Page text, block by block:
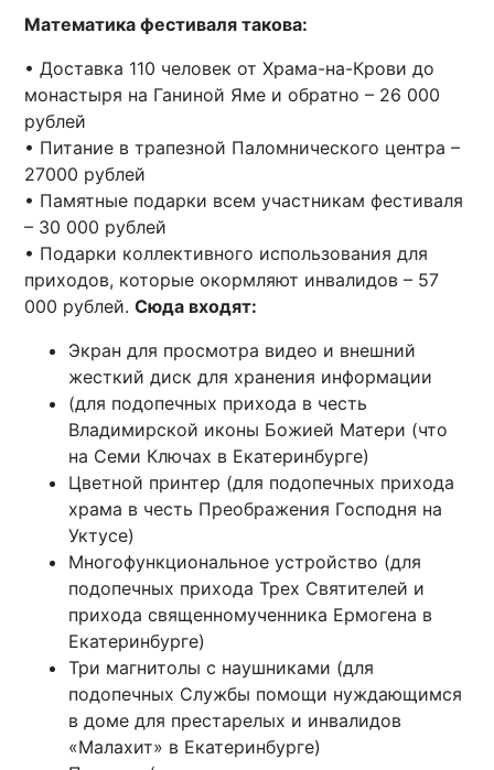
Математика фестиваля такова:
• Доставка 110 человек от Храма-на-Крови до
монастыря на Ганиной Яме и обратно – 26 000
рублей
• Питание в трапезной Паломнического центра –
27000 рублей
• Памятные подарки всем участникам фестиваля
– 30 000 рублей
• Подарки коллективного использования для
приходов, которые окормляют инвалидов – 57
000 рублей.Сюда входят:
Экран для просмотра видео и внешний
жесткий диск для хранения информации
(для подопечных прихода в честь
Владимирской иконы Божией Матери (что
на Семи Ключах в Екатеринбурге)
Цветной принтер (для подопечных прихода
храма в честь Преображения Господня на
Уктусе)
Многофункциональное устройство (для
подопечных прихода Трех Святителей и
прихода священномученника Ермогена в
Екатеринбурге)
Три магнитолы с наушниками (для
подопечных Службы помощи нуждающимся
в доме для престарелых и инвалидов
«Малахит» в Екатеринбурге)